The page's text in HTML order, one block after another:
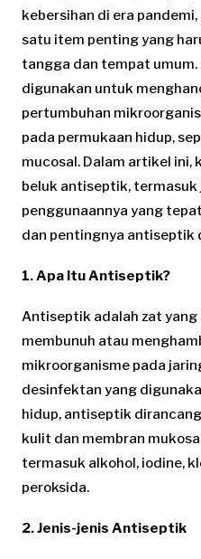
kebersihan di era
satu item penting yang
tangga dan tempat
digunakan untuk
pertumbuhan
pada permukaan hidup,
mucosal. Dalam artikel ini,
beluk antiseptik, termasuk
penggunaannya yang
dan pentingnya antiseptik
1. Apa Itu Antiseptik?
Antiseptik adalah zat
membunuh atau
mikroorganisme pada
desinfektan yang
hidup, antiseptik
kulit dan membran
termasuk alkohol, iodine,
peroksida.
2. Jenis-jenis Antiseptik